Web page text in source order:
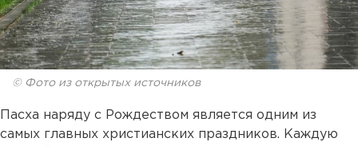
© Фото из открытых источников
Пасха наряду с Рождеством является одним из
самых главных христианских праздников. Каждую